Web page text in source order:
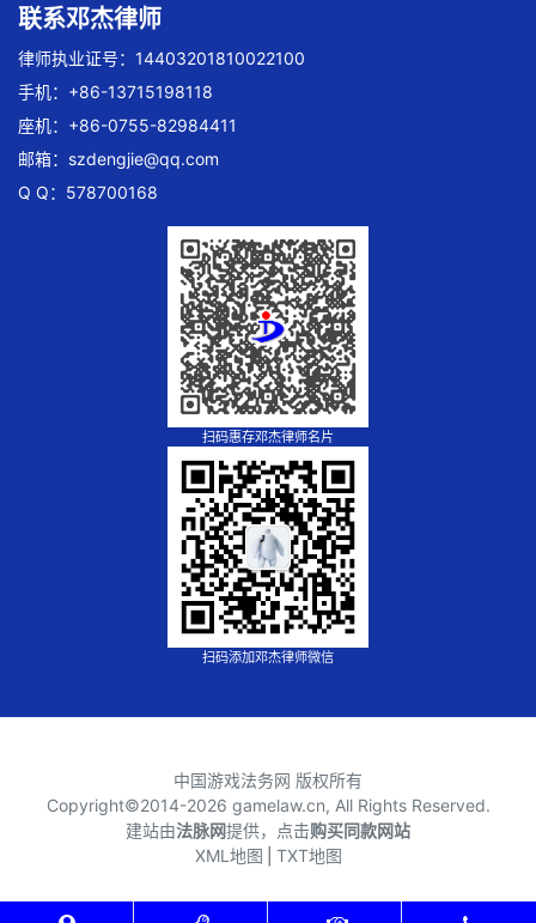
联系邓杰律师
律师执业证号：14403201810022100
手机：+86-13715198118
座机：+86-0755-82984411
邮箱： szdengjie@qq.com
Q Q：578700168
扫码惠存邓杰律师名片
扫码添加邓杰律师微信
中国游戏法务网 版权所有
Copyright©2014-2026 gamelaw.cn, All Rights Reserved.
建站由法脉网提供，点击购买同款网站
XML地图 TXT地图